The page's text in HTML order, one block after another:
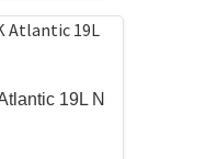
19L N